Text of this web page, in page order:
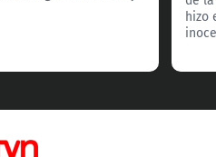
hizo